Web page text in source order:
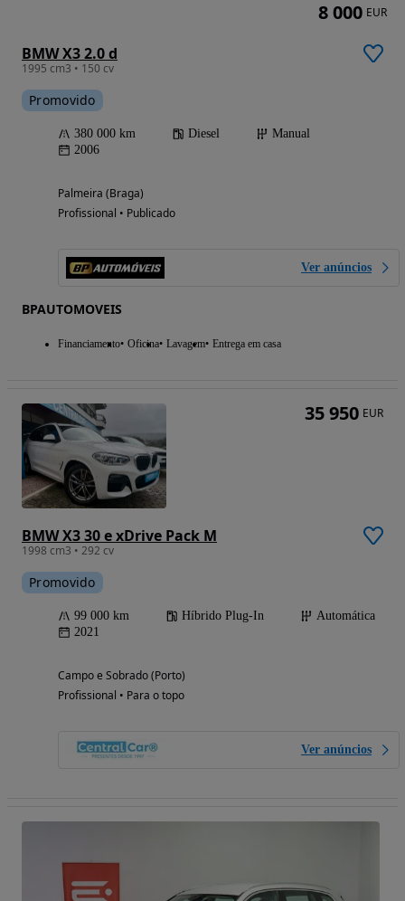
BMW X3 2.0 d
1995 cm3 • 150 cv
Promovido
380 000 km Diesel
Manual
2006
Palmeira (Braga)
Profissional • Publicado
Ver anúncios
BPAUTOMOVEIS
Financiamento Oficina Lavagem Entrega em casa
8 000 EUR
BMW X3 30 e xDrive Pack M
1998 cm3 • 292 cv
Promovido
99 000 km Híbrido Plug-In
Automática
2021
Campo e Sobrado (Porto)
Profissional • Para o topo
Ver anúncios
35 950 EUR